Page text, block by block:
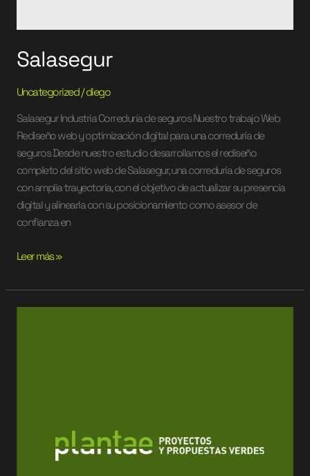
Salasegur
Uncategorized/diego
Salasegur Industria Correduría de seguros Nuestro trabajo Web
Rediseño web y optimización digital para una correduría de
seguros Desde nuestro estudio desarrollamos el rediseño
completo del sitio web de Salasegur, una correduría de seguros
con amplia trayectoria, con el objetivo de actualizar su presencia
digital y alinearla con su posicionamiento como asesor de
confianza en
Leer más »